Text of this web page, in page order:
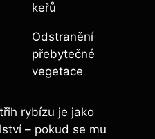
keřů
Odstranění
přebytečné
vegetace
rybízu je jako
– pokud se mu